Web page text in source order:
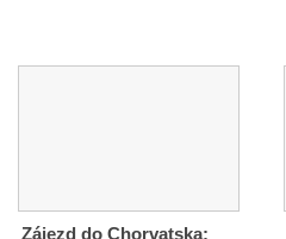
Zájezd do Chorvatska: